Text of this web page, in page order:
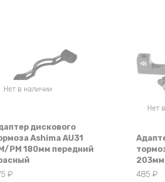
Нет в наличии
дискового
Ashima AU31
PM 180мм передний
₽
Нет
203мм
485 ₽